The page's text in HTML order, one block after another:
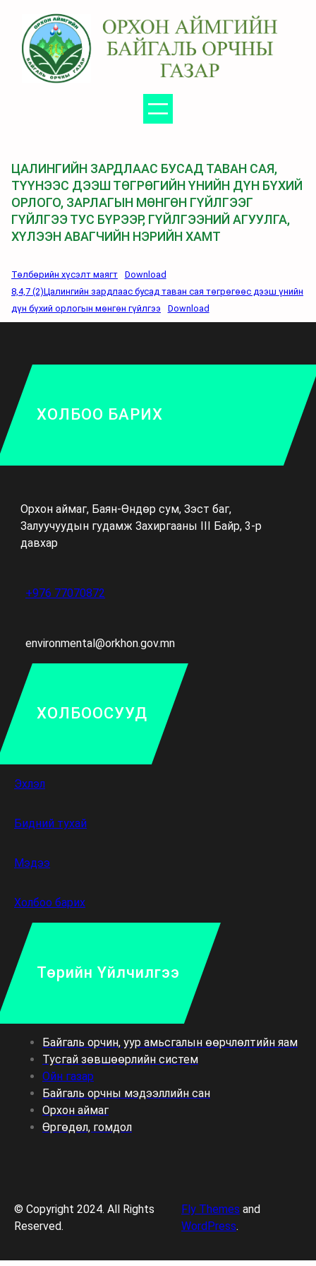
алгасах
ЦАЛИНГИЙН ЗАРДЛААС БУСАД ТАВАН САЯ,
ТҮҮНЭЭС ДЭЭШ ТӨГРӨГИЙН ҮНИЙН ДҮН БҮХИЙ
ОРЛОГО, ЗАРЛАГЫН МӨНГӨН ГҮЙЛГЭЭГ
ГҮЙЛГЭЭ ТУС БҮРЭЭР, ГҮЙЛГЭЭНИЙ АГУУЛГА,
ХҮЛЭЭН АВАГЧИЙН НЭРИЙН ХАМТ
Төлбөрийн хүсэлт маягт
Download
8,4,7 (2)Цалингийн зардлаас бусад таван сая төгрөгөөс дээш үнийн
дүн бүхий орлогын мөнгөн гүйлгээ
Download
ХОЛБОО БАРИХ
Орхон аймаг, Баян-Өндөр сум, Зэст баг,
Залуучуудын гудамж Захиргааны III Байр, 3-р
давхар
+976 77070872
environmental@orkhon.gov.mn
ХОЛБООСУУД
Эхлэл
Бидний тухай
Мэдээ
Холбоо барих
Төрийн Үйлчилгээ
Байгаль орчин, уур амьсгалын өөрчлөлтийн яам
Тусгай зөвшөөрлийн систем
Ойн газар
Байгаль орчны мэдээллийн сан
Орхон аймаг
Өргөдөл, гомдол
© Copyright 2024. All Rights
Reserved.
Fly Themes and
WordPress.